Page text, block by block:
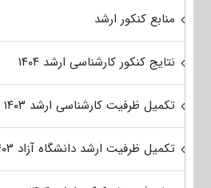
منابع کنکور ارشد
نتایج کنکور کارشناسی ارشد ۱۴۰۴
تکمیل ظرفیت کارشناسی ارشد ۱۴۰۳
تکمیل ظرفیت ارشد دانشگاه آزاد ۱۴۰۳